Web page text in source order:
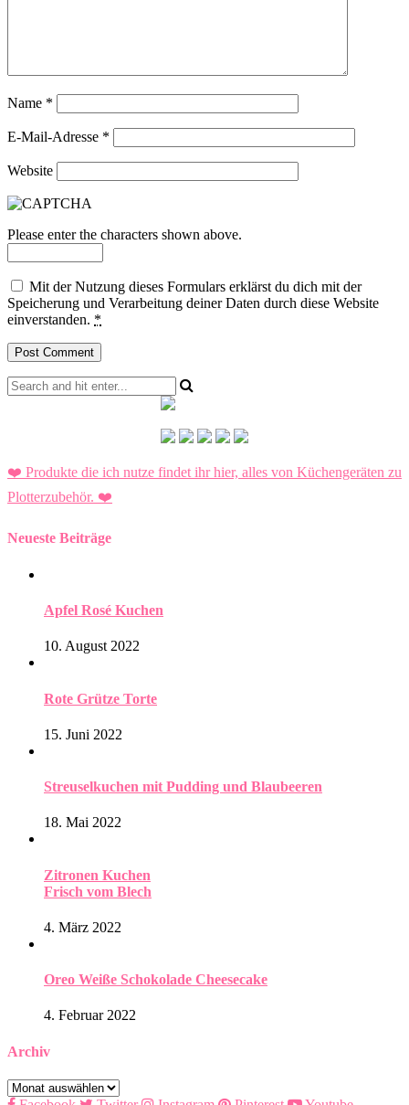
Name *
E-Mail-Adresse *
Website
Please enter the characters shown above.
Mit der Nutzung dieses Formulars erklärst du dich mit der
Speicherung und Verarbeitung deiner Daten durch diese Website
einverstanden. *
❤️ Produkte die ich nutze findet ihr hier, alles von Küchengeräten zu
Plotterzubehör. ❤️
Neueste Beiträge
Apfel Rosé Kuchen
10. August 2022
Rote Grütze Torte
15. Juni 2022
Streuselkuchen mit Pudding und Blaubeeren
18. Mai 2022
Zitronen Kuchen
Frisch vom Blech
4. März 2022
Oreo Weiße Schokolade Cheesecake
4. Februar 2022
Archiv
Archiv